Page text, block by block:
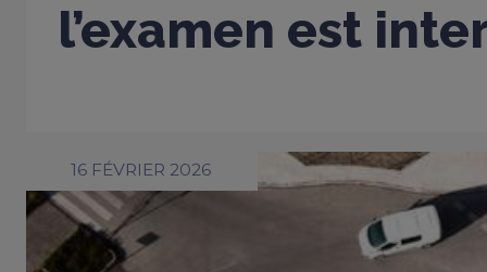
l’examen est
16 FÉVRIER 2026